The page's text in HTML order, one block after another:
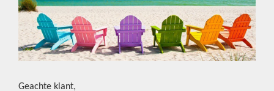
Geachte klant,